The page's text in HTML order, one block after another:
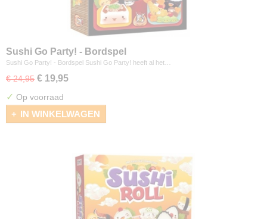
Sushi Go Party! - Bordspel
Sushi Go Party! - Bordspel Sushi Go Party! heeft al het…
€ 24,95 € 19,95
✓ Op voorraad
IN WINKELWAGEN